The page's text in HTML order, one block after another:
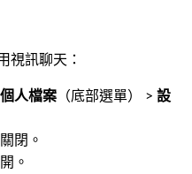
視訊聊天：
個人檔案 （底部選單） > 設
閉。
。